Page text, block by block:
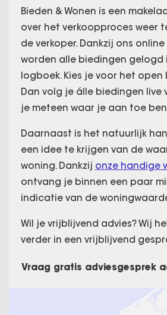
Bieden & Wonen is een
over het verkoopproces weer
de verkoper. Dankzij ons
worden alle biedingen gelogd
logboek. Kies je voor het open
Dan volg je álle biedingen live
je meteen waar je aan toe
Daarnaast is het natuurlijk
een idee te krijgen van de
woning. Dankzij onze handige
ontvang je binnen een paar
indicatie van de
Wil je vrijblijvend advies? Wij
verder in een vrijblijvend
Vraag gratis adviesgesprek